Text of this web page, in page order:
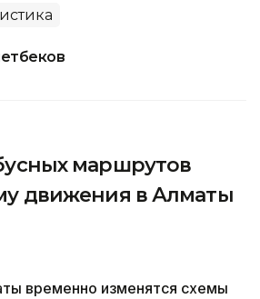
маршрутов
движения в Алматы
временно изменятся схемы